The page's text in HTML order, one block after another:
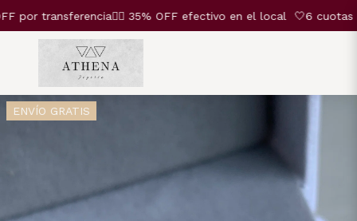
por transferencia❤️‍🔥 35% OFF efectivo en el local 🤍6 cuotas
ENVÍO GRATIS